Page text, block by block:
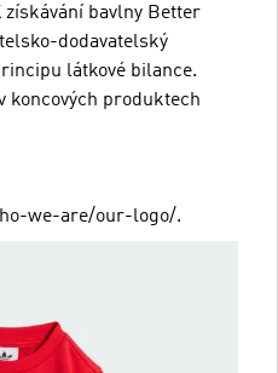
bavlny Better
dodavatelský
látkové bilance.
koncových produktech
we-are/our-logo/.